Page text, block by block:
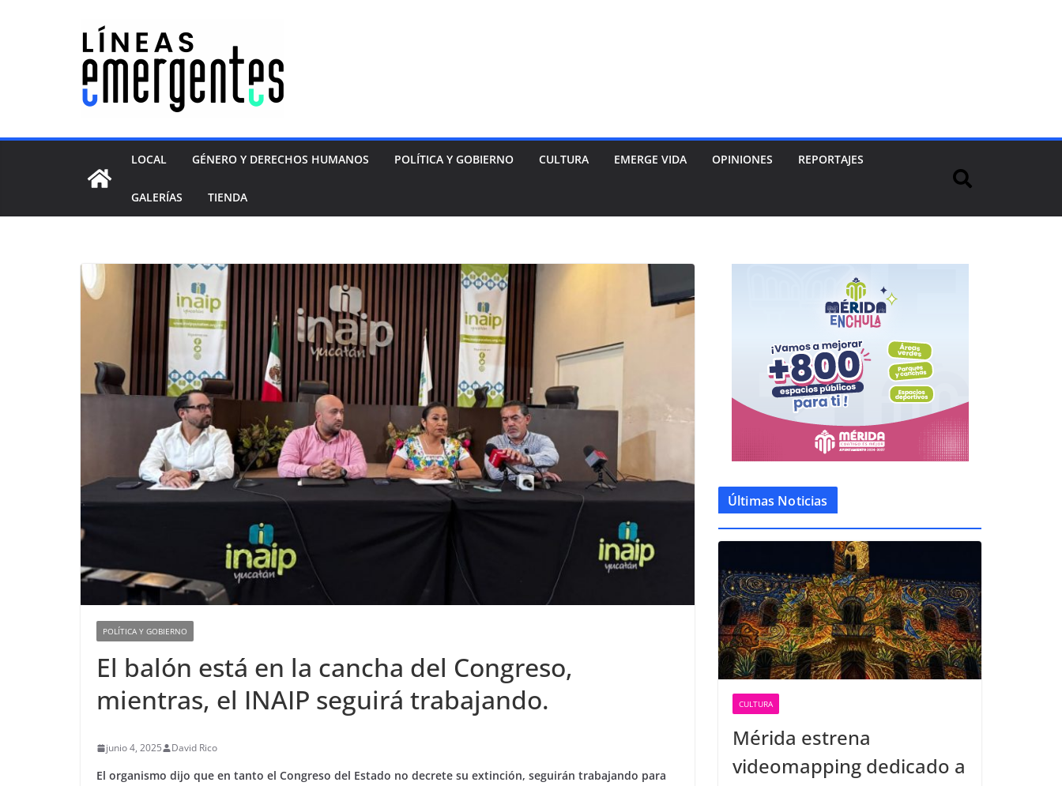
LOCAL GÉNERO Y DERECHOS HUMANOS POLÍTICA Y GOBIERNO CULTURA EMERGE VIDA OPINIONES REPORTAJES
GALERÍAS TIENDA
POLÍTICA Y GOBIERNO
El balón está en la cancha del Congreso,
mientras, el INAIP seguirá trabajando.
junio 4, 2025 David Rico
El organismo dijo que en tanto el Congreso del Estado no decrete su extinción, seguirán trabajando para
Últimas Noticias
CULTURA
Mérida estrena
videomapping dedicado a